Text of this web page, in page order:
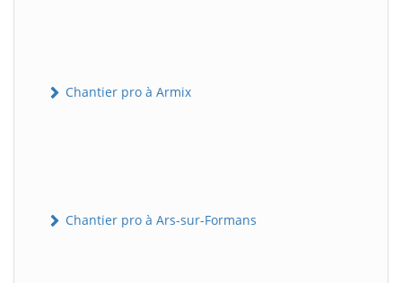
Chantier pro à Armix
Chantier pro à Ars-sur-Formans